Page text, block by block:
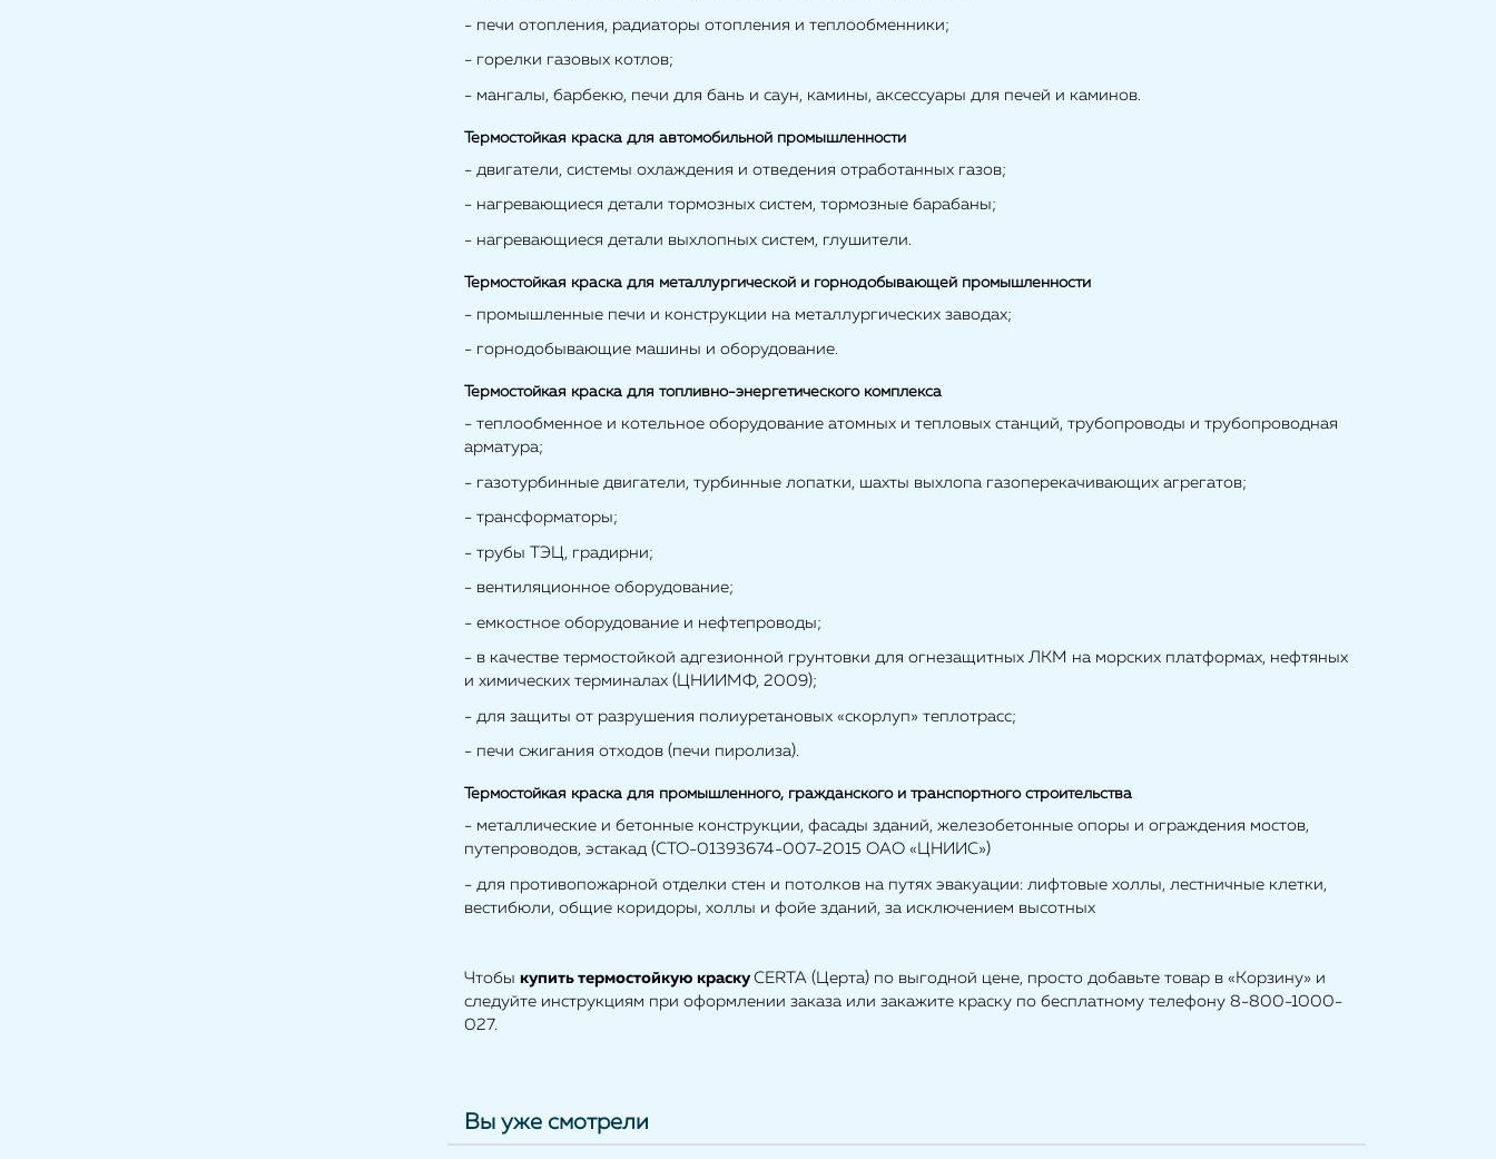
- печи отопления, радиаторы отопления и теплообменники;
- горелки газовых котлов;
- мангалы, барбекю, печи для бань и саун, камины, аксессуары для печей и каминов.
Термостойкая краска для автомобильной промышленности
- двигатели, системы охлаждения и отведения отработанных газов;
- нагревающиеся детали тормозных систем, тормозные барабаны;
- нагревающиеся детали выхлопных систем, глушители.
Термостойкая краска для металлургической и горнодобывающей промышленности
- промышленные печи и конструкции на металлургических заводах;
- горнодобывающие машины и оборудование.
Термостойкая краска для топливно-энергетического комплекса
- теплообменное и котельное оборудование атомных и тепловых станций, трубопроводы и трубопроводная
арматура;
- газотурбинные двигатели, турбинные лопатки, шахты выхлопа газоперекачивающих агрегатов;
- трансформаторы;
- трубы ТЭЦ, градирни;
- вентиляционное оборудование;
- емкостное оборудование и нефтепроводы;
- в качестве термостойкой адгезионной грунтовки для огнезащитных ЛКМ на морских платформах, нефтяных
и химических терминалах (ЦНИИМФ, 2009);
- для защиты от разрушения полиуретановых «скорлуп» теплотрасс;
- печи сжигания отходов (печи пиролиза).
Термостойкая краска для промышленного, гражданского и транспортного строительства
- металлические и бетонные конструкции, фасады зданий, железобетонные опоры и ограждения мостов,
путепроводов, эстакад (СТО-01393674-007-2015 ОАО «ЦНИИС»)
- для противопожарной отделки стен и потолков на путях эвакуации: лифтовые холлы, лестничные клетки,
вестибюли, общие коридоры, холлы и фойе зданий, за исключением высотных
Чтобы купить термостойкую краску CERTA (Церта) по выгодной цене, просто добавьте товар в «Корзину» и
следуйте инструкциям при оформлении заказа или закажите краску по бесплатному телефону 8-800-1000-
027.
Вы уже смотрели